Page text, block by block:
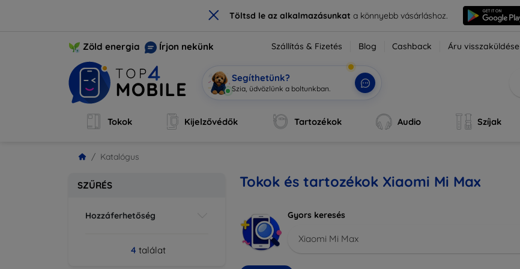
× Töltsd le az alkalmazásunkata könnyebb vásárláshoz.
Zöld energia Írjon nekünk Szállítás & Fizetés Blog Cashback Áru visszaküldése
Segíthetünk?
Szi|
Tokok Kijelzővédők Tartozékok Audio Szíjak
Katalógus
SZŰRÉS
Hozzáferhetőség
4 találat
Tokok és tartozékok Xiaomi Mi Max
Gyors keresés
Xiaomi Mi Max